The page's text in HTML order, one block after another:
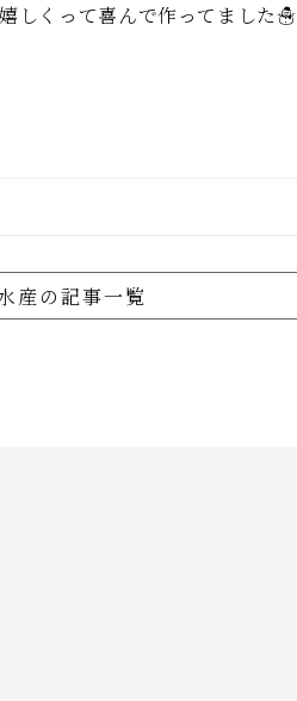
しくって喜んで作ってました☃
産の記事一覧